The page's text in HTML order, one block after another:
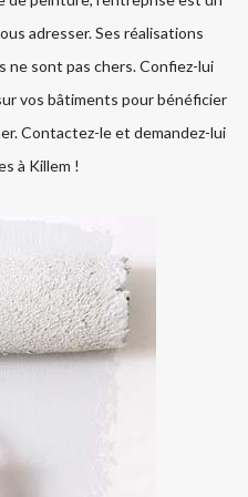
adresser. Ses réalisations
ne sont pas chers. Confiez-lui
vos bâtiments pour bénéficier
Contactez-le et demandez-lui
à Killem !